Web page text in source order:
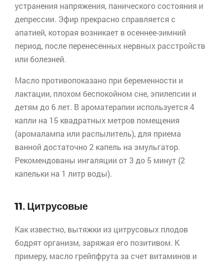
устранения напряжения, панического состояния и
депрессии. Эфир прекрасно справляется с
апатией, которая возникает в осеннее-зимний
период, после перенесенных нервных расстройств
или болезней.
Масло противопоказано при беременности и
лактации, плохом беспокойном сне, эпилепсии и
детям до 6 лет. В ароматерапии используется 4
капли на 15 квадратных метров помещения
(аромалампа или распылитель), для приема
ванной достаточно 2 капель на эмульгатор.
Рекомендованы ингаляции от 3 до 5 минут (2
капельки на 1 литр воды).
11. Цитрусовые
Как известно, вытяжки из цитрусовых плодов
бодрят организм, заряжая его позитивом. К
примеру, масло грейпфрута за счет витаминов и